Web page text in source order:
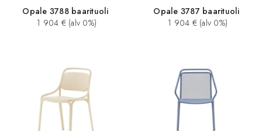
Opale 3788 baarituoli
1 904 € (alv 0%)
Opale 3787 baarituoli
1 904 € (alv 0%)